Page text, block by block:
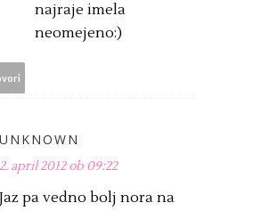
najraje imela
neomejeno:)
UNKNOWN
2. april 2012 ob 09:22
Jaz pa vedno bolj nora na